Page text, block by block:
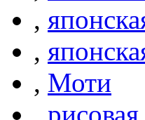
,
,
, Моти